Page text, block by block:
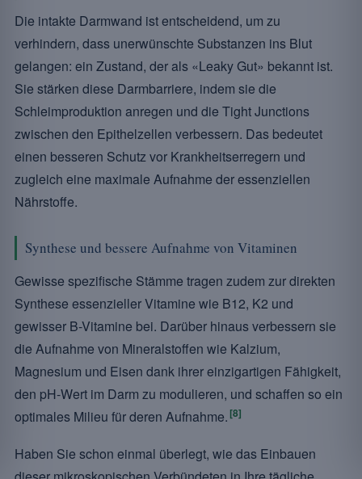
Die intakte Darmwand ist entscheidend, um zu
verhindern, dass unerwünschte Substanzen ins Blut
gelangen: ein Zustand, der als «Leaky Gut» bekannt ist.
Sie stärken diese Darmbarriere, indem sie die
Schleimproduktion anregen und die Tight Junctions
zwischen den Epithelzellen verbessern. Das bedeutet
einen besseren Schutz vor Krankheitserregern und
zugleich eine maximale Aufnahme der essenziellen
Nährstoffe.
Synthese und bessere Aufnahme von Vitaminen
Gewisse spezifische Stämme tragen zudem zur direkten
Synthese essenzieller Vitamine wie B12, K2 und
gewisser B-Vitamine bei. Darüber hinaus verbessern sie
die Aufnahme von Mineralstoffen wie Kalzium,
Magnesium und Eisen dank ihrer einzigartigen Fähigkeit,
den pH-Wert im Darm zu modulieren, und schaffen so ein
optimales Milieu für deren Aufnahme. [8]
Haben Sie schon einmal überlegt, wie das Einbauen